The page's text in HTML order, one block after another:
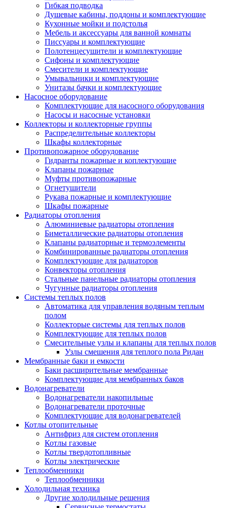
Гибкая подводка
Душевые кабины, поддоны и комплектующие
Кухонные мойки и подстолья
Мебель и аксессуары для ванной комнаты
Писсуары и комплектующие
Полотенцесушители и комплектующие
Сифоны и комплектующие
Смесители и комплектующие
Умывальники и комплектующие
Унитазы бачки и комплектующие
Насосное оборудование
Комплектующие для насосного оборудования
Насосы и насосные установки
Коллекторы и коллекторные группы
Распределительные коллекторы
Шкафы коллекторные
Противопожарное оборудование
Гидранты пожарные и коплектующие
Клапаны пожарные
Муфты противопожарные
Огнетушители
Рукава пожарные и комплектующие
Шкафы пожарные
Радиаторы отопления
Алюминиевые радиаторы отопления
Биметаллические радиаторы отопления
Клапаны радиаторные и термоэлементы
Комбинированные радиаторы отопления
Комплектующие для радиаторов
Конвекторы отопления
Стальные панельные радиаторы отопления
Чугунные радиаторы отопления
Системы теплых полов
Автоматика для управления водяным теплым
полом
Коллекторые системы для теплых полов
Комплектующие для теплых полов
Смесительные узлы и клапаны для теплых полов
Узлы смешения для теплого пола Ридан
Мембранные баки и емкости
Баки расширительные мембранные
Комплектующие для мембранных баков
Водонагреватели
Водонагреватели накопильные
Водонагреватели проточные
Комплектующие для водонагревателей
Котлы отопительные
Антифриз для систем отопления
Котлы газовые
Котлы твердотопливные
Котлы электрические
Теплообменники
Теплообменники
Холодильная техника
Другие холодильные решения